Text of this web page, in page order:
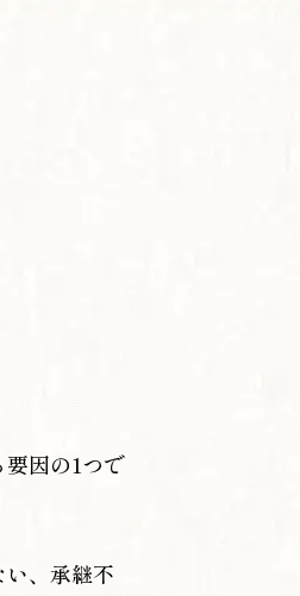
因の1つで
、承継不